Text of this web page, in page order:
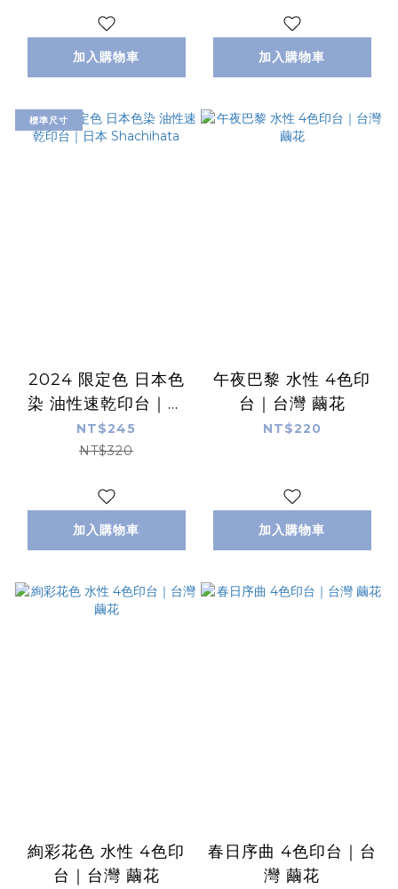
加入購物車 加入購物車
標準尺寸
2024 限定色 日本色
染 油性速乾印台｜日
本 Shachihata
NT$245
NT$320
加入購物車
午夜巴黎 水性 4色印
台｜台灣 繭花
NT$220
加入購物車
絢彩花色 水性 4色印
台｜台灣 繭花
春日序曲 4色印台｜台
灣 繭花